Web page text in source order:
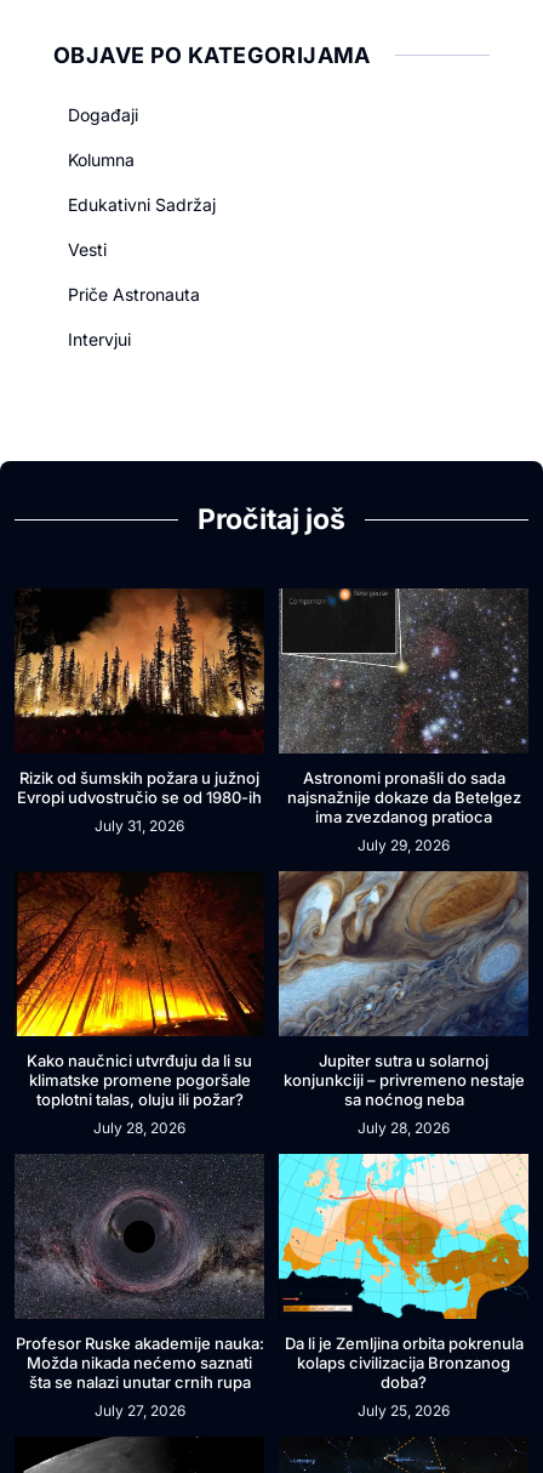
OBJAVE PO KATEGORIJAMA
Događaji
Kolumna
Edukativni Sadržaj
Vesti
Priče Astronauta
Intervjui
Pročitaj još
Rizik od šumskih požara u južnoj
Evropi udvostručio se od 1980-ih
July 31, 2026
Astronomi pronašli do sada
najsnažnije dokaze da Betelgez
ima zvezdanog pratioca
July 29, 2026
Kako naučnici utvrđuju da li su
klimatske promene pogoršale
toplotni talas, oluju ili požar?
July 28, 2026
Jupiter sutra u solarnoj
konjunkciji – privremeno nestaje
sa noćnog neba
July 28, 2026
Profesor Ruske akademije nauka:
Možda nikada nećemo saznati
šta se nalazi unutar crnih rupa
July 27, 2026
Da li je Zemljina orbita pokrenula
kolaps civilizacija Bronzanog
doba?
July 25, 2026